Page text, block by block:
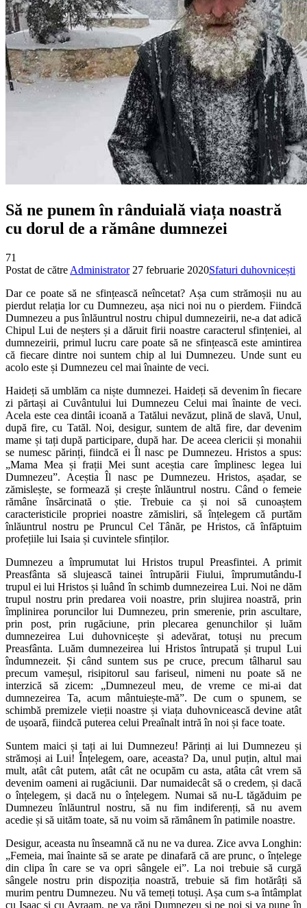
Să ne punem în rânduială viața noastră
cu dorul de a rămâne dumnezei
71
Postat de către Administrator 27 februarie 2020Sfaturi duhovnicești
Dar ce poate să ne sfințească neîncetat? Așa cum strămoșii nu au
pierdut relația lor cu Dumnezeu, așa nici noi nu o pierdem. Fiindcă
Dumnezeu a pus înlăuntrul nostru chipul dumnezeirii, ne-a dat adică
Chipul Lui de neșters și a dăruit firii noastre caracterul sfințeniei, al
dumnezeirii, primul lucru care poate să ne sfințească este amintirea
că fiecare dintre noi suntem chip al lui Dumnezeu. Unde sunt eu
acolo este și Dumnezeu cel mai înainte de veci.
Haideți să umblăm ca niște dumnezei. Haideți să devenim în fiecare
zi părtași ai Cuvântului lui Dumnezeu Celui mai înainte de veci.
Acela este cea dintâi icoană a Tatălui nevăzut, plină de slavă, Unul,
după fire, cu Tatăl. Noi, desigur, suntem de altă fire, dar devenim
mame și tați după participare, după har. De aceea clericii și monahii
se numesc părinți, fiindcă ei Îl nasc pe Dumnezeu. Hristos a spus:
„Mama Mea și frații Mei sunt aceștia care împlinesc legea lui
Dumnezeu”. Aceștia Îl nasc pe Dumnezeu. Hristos, așadar, se
zămislește, se formează și crește înlăuntrul nostru. Când o femeie
rămâne însărcinată o știe. Trebuie ca și noi să cunoaștem
caracteristicile propriei noastre zămisliri, să înțelegem că purtăm
înlăuntrul nostru pe Pruncul Cel Tânăr, pe Hristos, că înfăptuim
profețiile lui Isaia și cuvintele sfinților.
Dumnezeu a împrumutat lui Hristos trupul Preasfintei. A primit
Preasfânta să slujească tainei întrupării Fiului, împrumutându-I
trupul ei lui Hristos și luând în schimb dumnezeirea Lui. Noi ne dăm
trupul nostru prin predarea voii noastre, prin slujirea noastră, prin
împlinirea poruncilor lui Dumnezeu, prin smerenie, prin ascultare,
prin post, prin rugăciune, prin plecarea genunchilor și luăm
dumnezeirea Lui duhovnicește și adevărat, totuși nu precum
Preasfânta. Luăm dumnezeirea lui Hristos întrupată și trupul Lui
îndumnezeit. Și când suntem sus pe cruce, precum tâlharul sau
precum vameșul, risipitorul sau fariseul, nimeni nu poate să ne
interzică să zicem: „Dumnezeul meu, de vreme ce mi-ai dat
dumnezeirea Ta, acum mântuiește-mă”. De cum o spunem, se
schimbă premizele vieții noastre și viața duhovnicească devine atât
de ușoară, fiindcă puterea celui Preaînalt intră în noi și face toate.
Suntem maici și tați ai lui Dumnezeu! Părinți ai lui Dumnezeu și
strămoși ai Lui! Înțelegem, oare, aceasta? Da, unul puțin, altul mai
mult, atât cât putem, atât cât ne ocupăm cu asta, atâta cât vrem să
devenim oameni ai rugăciunii. Dar numaidecât să o credem, și dacă
o înțelegem, și dacă nu o înțelegem. Numai să nu-L tăgăduim pe
Dumnezeu înlăuntrul nostru, să nu fim indiferenți, să nu avem
acedie și să uităm toate, să nu voim să rămânem în patimile noastre.
Desigur, aceasta nu înseamnă că nu ne va durea. Zice avva Longhin:
„Femeia, mai înainte să se arate pe dinafară că are prunc, o înțelege
din clipa în care se va opri sângele ei”. La noi trebuie să curgă
sângele nostru prin dispoziția noastră, trebuie să fim hotărâți să
murim pentru Dumnezeu. Nu vă temeți totuși. Așa cum s-a întâmplat
cu Isaac și cu Avraam, ne va răpi Dumnezeu și pe noi și va pune în